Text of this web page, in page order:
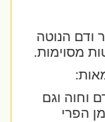
הנוטה
מסוימות.
וגם
הפרי